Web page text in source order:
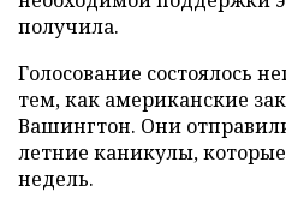
получила.
Голосование состоялось
тем, как американские
Вашингтон. Они
летние каникулы,
недель.